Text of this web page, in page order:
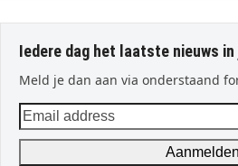
Iedere dag het laatste nieuws in
Meld je dan aan via onderstaand
Email
address
Aanmelden